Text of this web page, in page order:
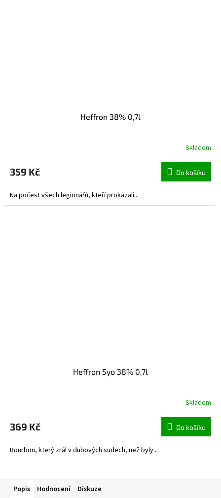
Heffron 38% 0,7l
Skladem
359 Kč Do košíku
Na počest všech legionářů, kteří prokázali...
Heffron 5yo 38% 0,7l
Skladem
369 Kč Do košíku
Bourbon, který zrál v dubových sudech, než byly...
Popis Hodnocení Diskuze